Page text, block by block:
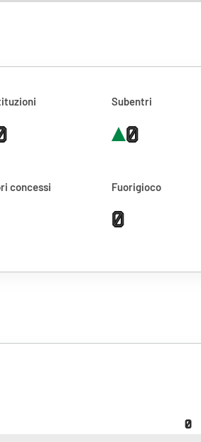
Subentri
0
concessi Fuorigioco
0
0